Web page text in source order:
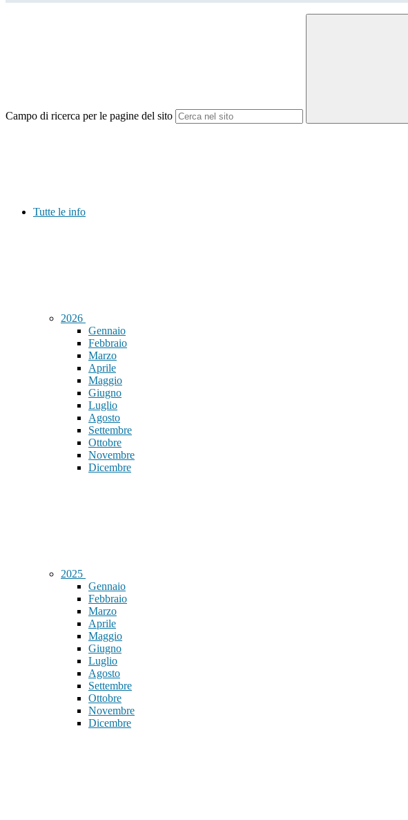
Campo di ricerca per le pagine del sito
Tutte le info
2026
Gennaio
Febbraio
Marzo
Aprile
Maggio
Giugno
Luglio
Agosto
Settembre
Ottobre
Novembre
Dicembre
2025
Gennaio
Febbraio
Marzo
Aprile
Maggio
Giugno
Luglio
Agosto
Settembre
Ottobre
Novembre
Dicembre